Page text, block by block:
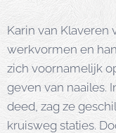
Karin van Klaveren
werkvormen en
zich voornamelijk
geven van naailes.
deed, zag ze
kruisweg staties.